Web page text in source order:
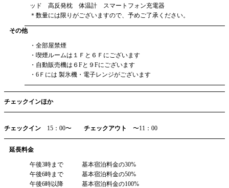
ッド 高反発枕 体温計 スマートフォン充電器
＊数量には限りがございますので、予めご了承ください。
その他
・全部屋禁煙
・喫煙ルームは１Ｆと６Ｆにございます
・自動販売機は６Fと９Fにございます
・6Ｆには 製氷機・電子レンジがございます
チェックインほか
チェックイン 15：00〜 チェックアウト 〜11：00
延長料金
午後3時まで 基本宿泊料金の30%
午後6時まで 基本宿泊料金の50%
午後6時以降 基本宿泊料金の100%